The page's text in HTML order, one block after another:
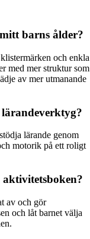
barns ålder?
och enkla
med mer struktur som
av mer utmanande
lärande genom
motorik på ett roligt
av och gör
och låt barnet välja